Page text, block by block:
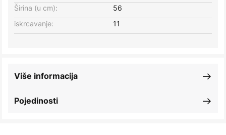
Širina (u cm): 56
iskrcavanje: 11
Pojedinosti
Više informacija